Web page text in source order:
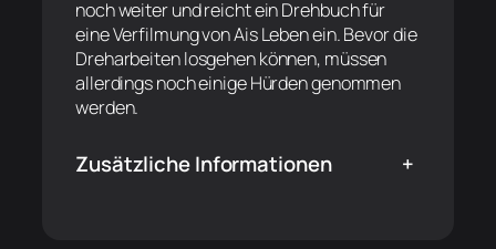
noch weiter und reicht ein Drehbuch für
eine Verfilmung von Ais Leben ein. Bevor die
Dreharbeiten losgehen können, müssen
allerdings noch einige Hürden genommen
werden.
Zusätzliche Informationen +